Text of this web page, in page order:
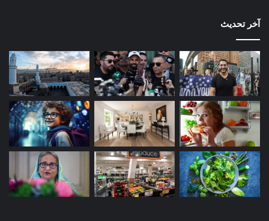
آخر تحديث